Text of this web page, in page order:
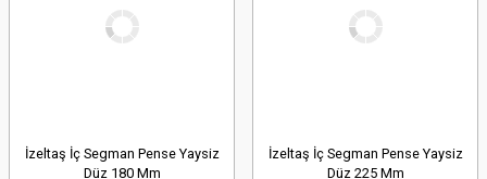
İzeltaş İç Segman Pense Yaysiz
Düz 180 Mm
İzeltaş İç Segman Pense Yaysiz
Düz 225 Mm